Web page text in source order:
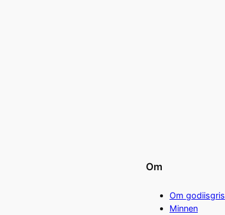
Om
Om godiisgris
Minnen